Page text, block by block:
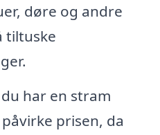
døre og andre
tiltuske
har en stram
prisen, da